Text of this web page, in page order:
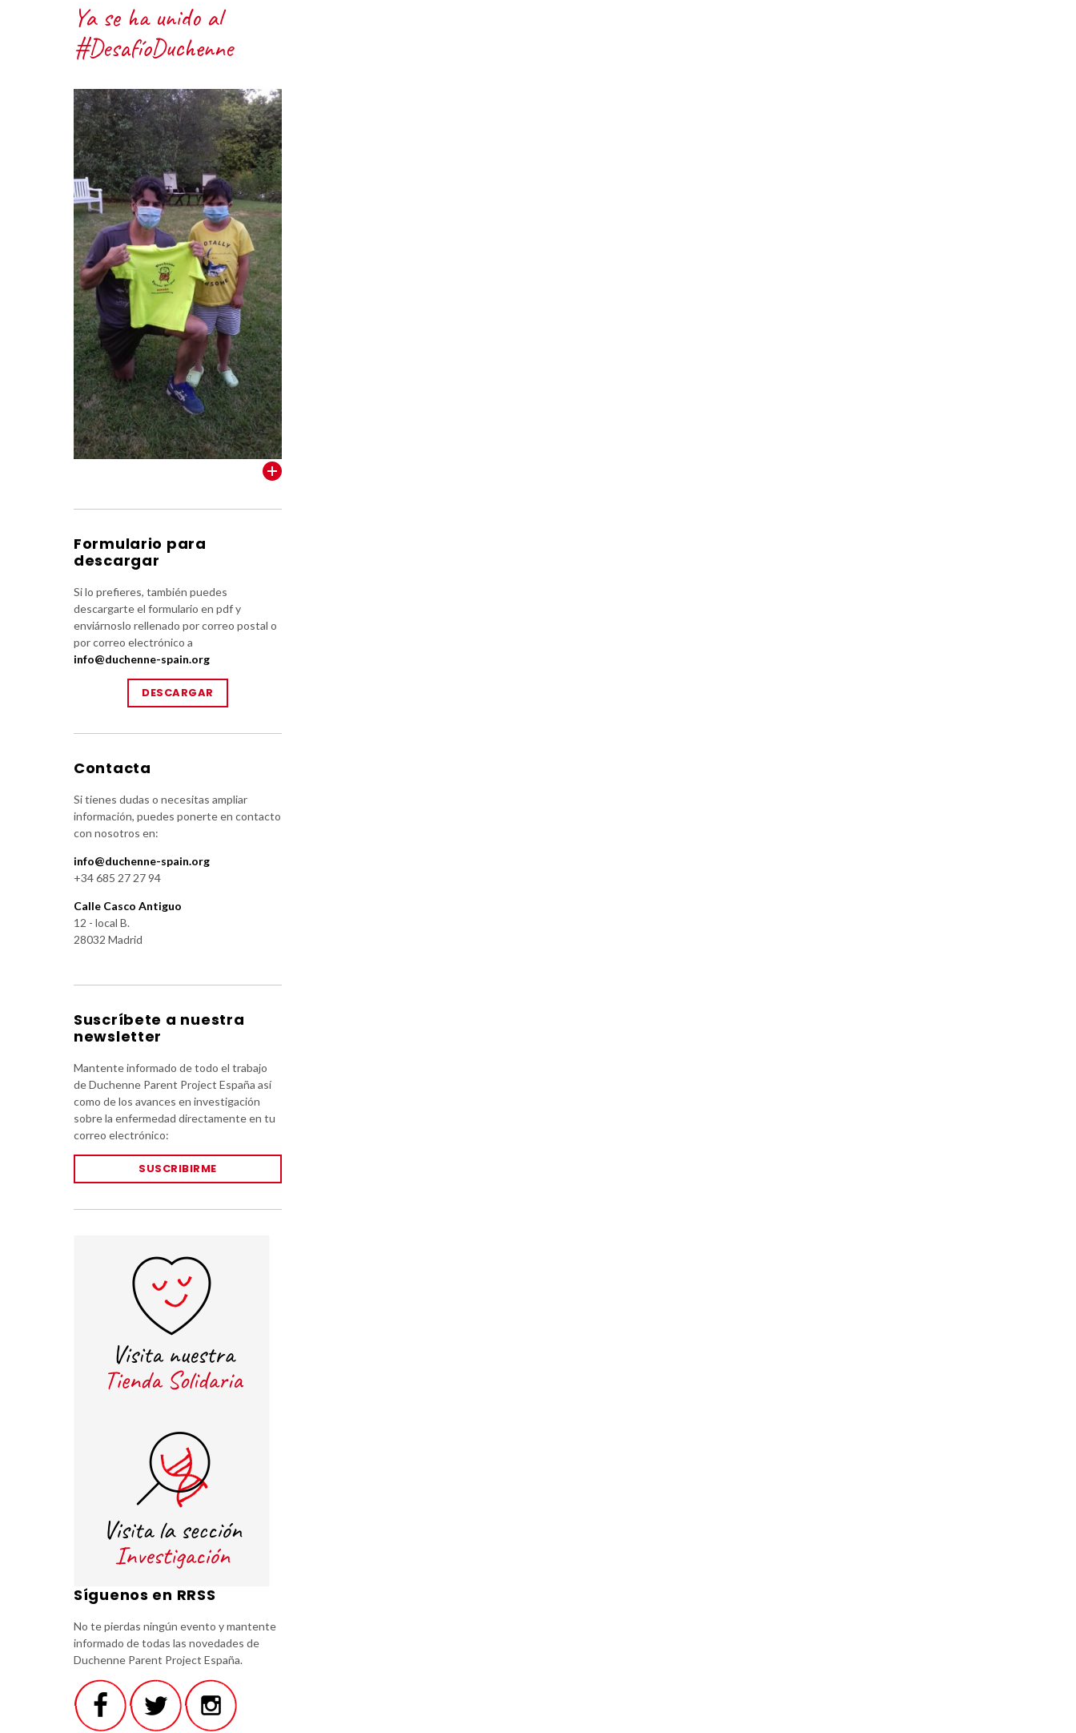
Ya se ha unido al
#DesafíoDuchenne
Formulario para
descargar
Si lo prefieres, también puedes
descargarte el formulario en pdf y
enviárnoslo rellenado por correo postal o
por correo electrónico a
info@duchenne-spain.org
DESCARGAR
Contacta
Si tienes dudas o necesitas ampliar
información, puedes ponerte en contacto
con nosotros en:
info@duchenne-spain.org
+34 685 27 27 94
Calle Casco Antiguo
12 - local B.
28032 Madrid
Suscríbete a nuestra
newsletter
Mantente informado de todo el trabajo
de Duchenne Parent Project España así
como de los avances en investigación
sobre la enfermedad directamente en tu
correo electrónico:
SUSCRIBIRME
Síguenos en RRSS
No te pierdas ningún evento y mantente
informado de todas las novedades de
Duchenne Parent Project España.